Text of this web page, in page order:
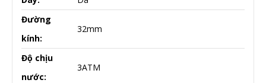
Đường
kính:
32mm
Độ chịu
nước:
3ATM